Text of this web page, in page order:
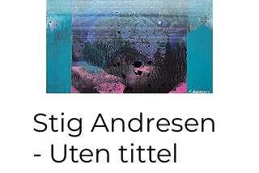
Stig Andresen
- Uten tittel